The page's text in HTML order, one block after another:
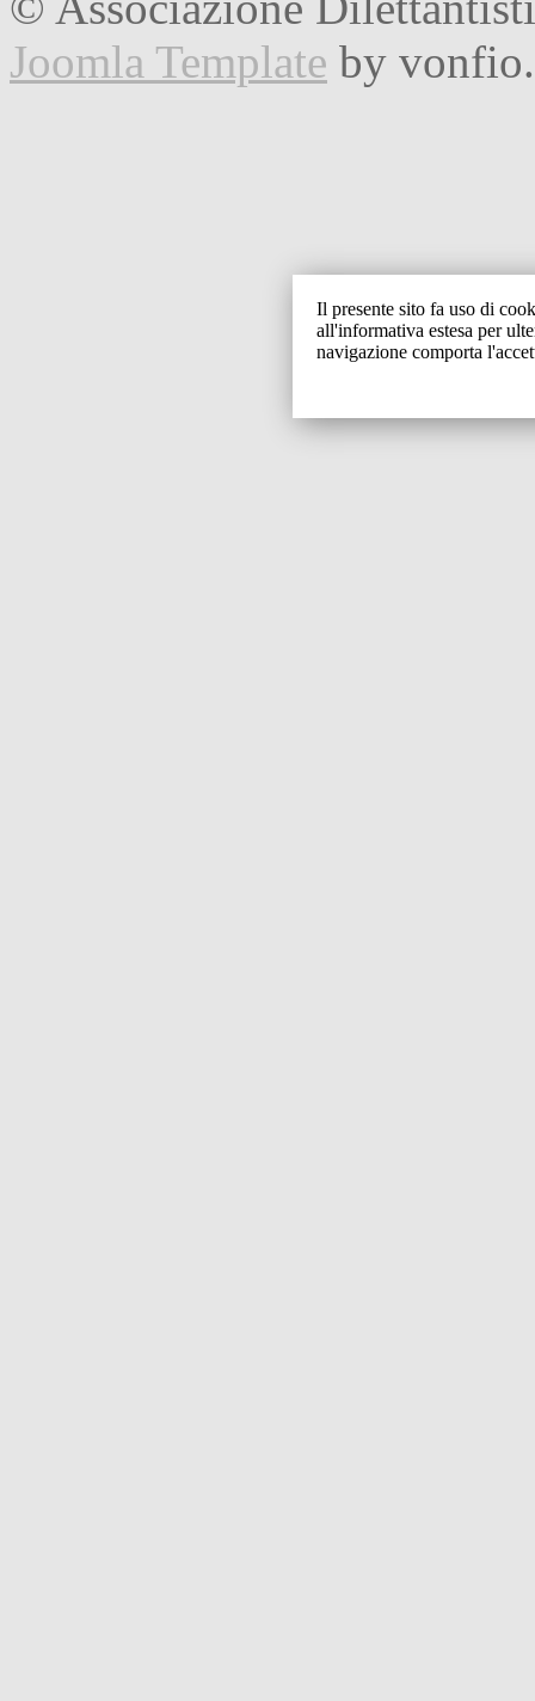
Joomla Template by
Il presente sito fa uso di
all'informativa estesa per
navigazione comporta